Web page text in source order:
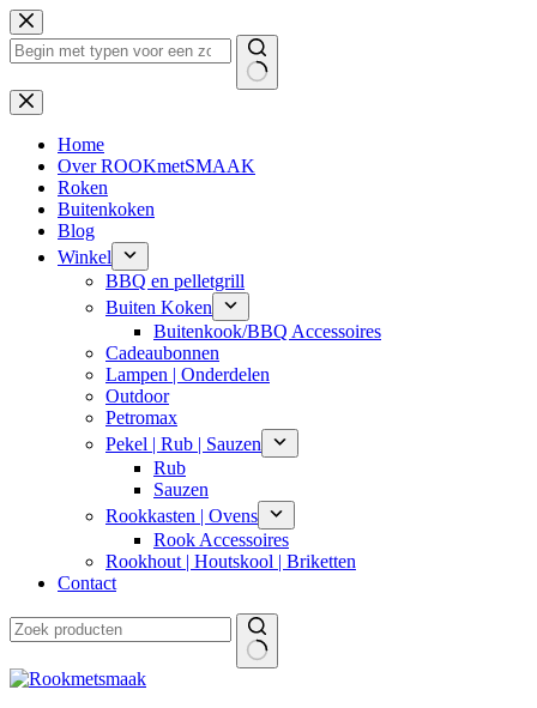
Ga
naar
de
Geen
resultaten
Home
Over ROOKmetSMAAK
Roken
Buitenkoken
Blog
Winkel
BBQ en pelletgrill
Buiten Koken
Buitenkook/BBQ Accessoires
Cadeaubonnen
Lampen | Onderdelen
Outdoor
Petromax
Pekel | Rub | Sauzen
Rub
Sauzen
Rookkasten | Ovens
Rook Accessoires
Rookhout | Houtskool | Briketten
Contact